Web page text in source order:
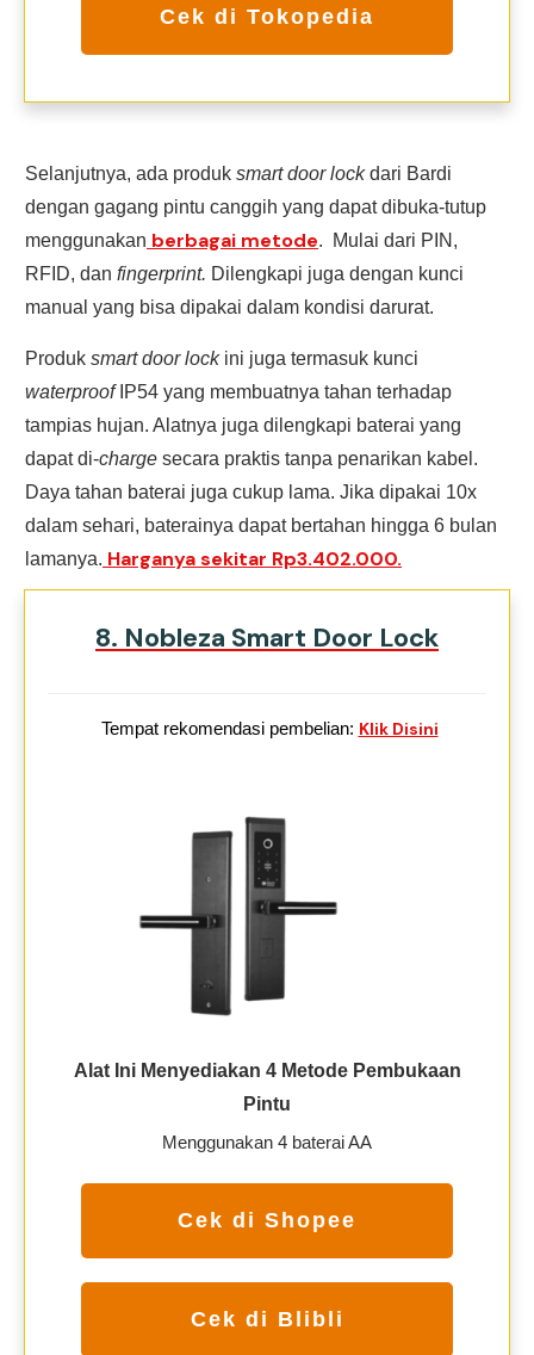
Cek di Tokopedia
Selanjutnya, ada produk smart door lockdari Bardi
dengan gagang pintu canggih yang dapat dibuka-tutup
menggunakan berbagai metode. Mulai dari PIN,
RFID, dan fingerprint. Dilengkapi juga dengan kunci
manual yang bisa dipakai dalam kondisi darurat.
Produk smart door lock ini juga termasuk kunci
waterproof IP54 yang membuatnya tahan terhadap
tampias hujan. Alatnya juga dilengkapi baterai yang
dapat di-charge secara praktis tanpa penarikan kabel.
Daya tahan baterai juga cukup lama. Jika dipakai 10x
dalam sehari, baterainya dapat bertahan hingga 6 bulan
lamanya. Harganya sekitar Rp3.402.000.
8. Nobleza Smart Door Lock
Tempat rekomendasi pembelian: Klik Disini
Alat Ini Menyediakan 4 Metode Pembukaan
Pintu
Menggunakan 4 baterai AA
Cek di Shopee
Cek di Blibli